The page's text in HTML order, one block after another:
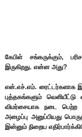
கேபிள் சங்கருக்கும்,
இருகிறது. என்ன அது?
என்.எச்.எம். ரைட்டர்களாக
புத்தகங்களும்
விமர்சையாக நடை பெற்ற
அழைப்பு அனுப்பியது
இன்னும் நிறைய